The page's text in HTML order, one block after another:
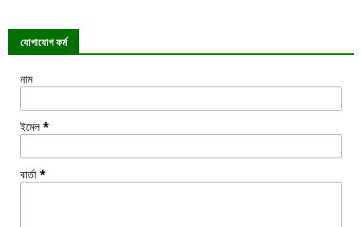
যোগাযোগ ফর্ম
নাম
ইমেল *
বার্তা *